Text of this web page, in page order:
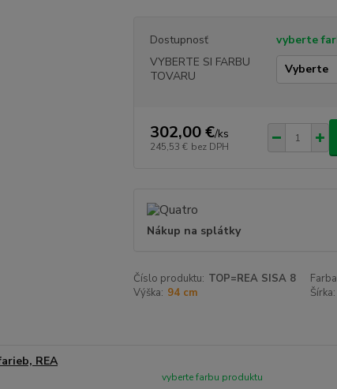
Dostupnosť
vyberte
VYBERTE SI FARBU
TOVARU
302,00 €/ks
245,53 € bez DPH
Nákup na splátky
Číslo produktu: TOP=REA SISA 8
Výška: 94 cm Šírka:
REA
vyberte farbu produktu